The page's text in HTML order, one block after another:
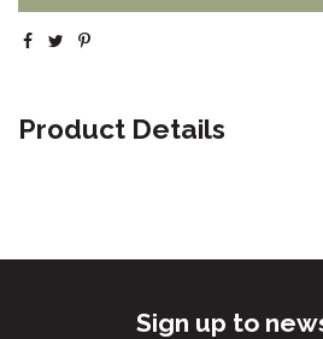
Product Details
Sign up to